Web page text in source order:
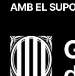
AMB EL